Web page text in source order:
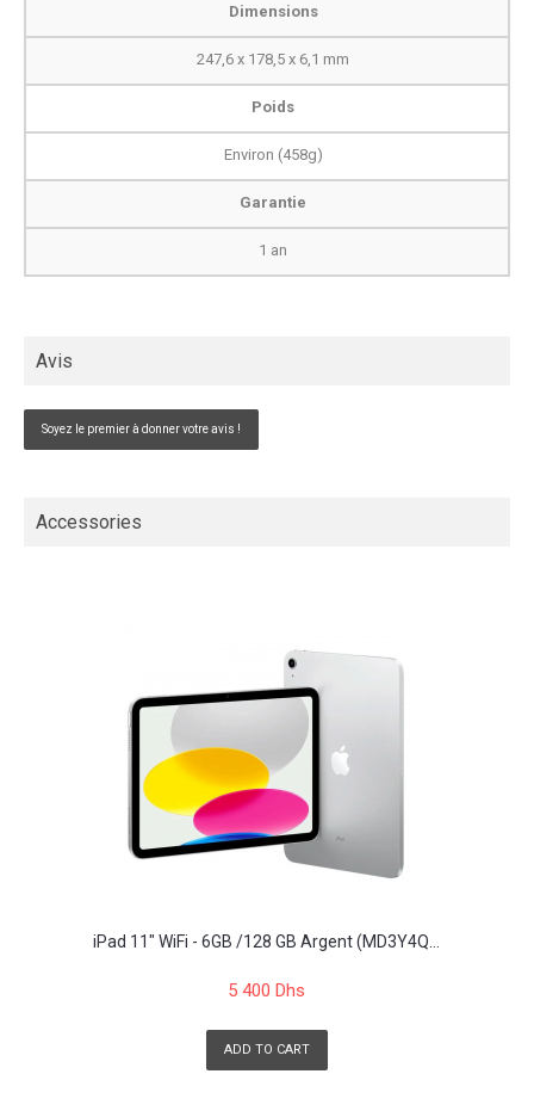
Dimensions
247,6 x 178,5 x 6,1 mm
Poids
Environ (458g)
Garantie
1 an
Avis
Soyez le premier à donner votre avis !
Accessories
iPad 11" WiFi - 6GB /128 GB Argent (MD3Y4Q...
5 400 Dhs
ADD TO CART